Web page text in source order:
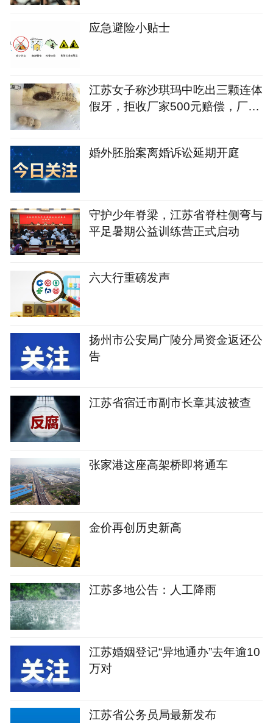
应急避险小贴士
江苏女子称沙琪玛中吃出三颗连体
假牙，拒收厂家500元赔偿，厂家
婚外胚胎案离婚诉讼延期开庭
守护少年脊梁，江苏省脊柱侧弯与
平足暑期公益训练营正式启动
六大行重磅发声
扬州市公安局广陵分局资金返还公
告
江苏省宿迁市副市长章其波被查
张家港这座高架桥即将通车
金价再创历史新高
江苏多地公告：人工降雨
江苏婚姻登记“异地通办”去年逾10
万对
江苏省公务员局最新发布